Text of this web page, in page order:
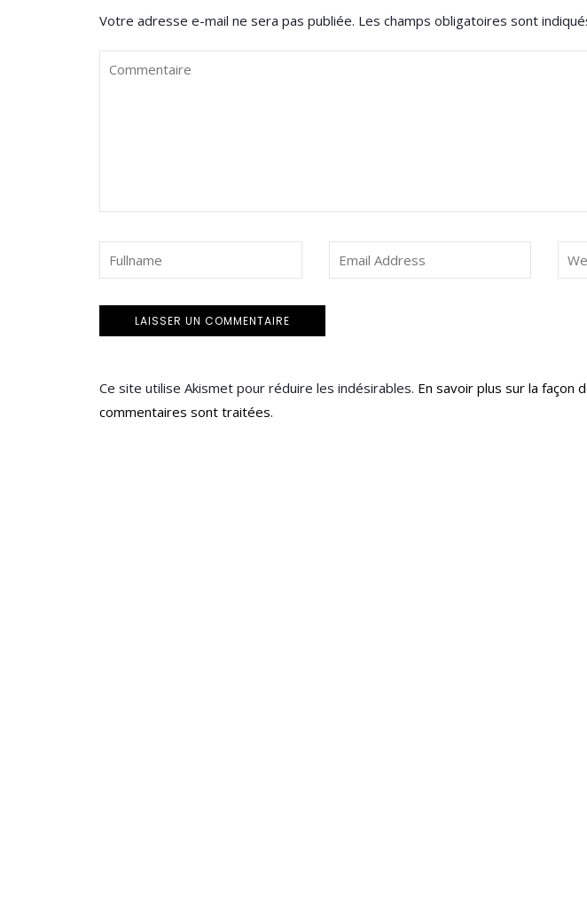
Votre adresse e-mail ne sera pas publiée. Les champs obligatoires sont
Ce site utilise Akismet pour réduire les indésirables. En savoir plus sur la façon
commentaires sont traitées.